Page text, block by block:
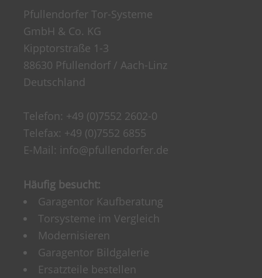
Pfullendorfer Tor-Systeme
GmbH & Co. KG
Kipptorstraße 1-3
88630 Pfullendorf / Aach-Linz
Deutschland
Telefon: +49 (0)7552 2602-0
Telefax: +49 (0)7552 6855
E-Mail: info@pfullendorfer.de
Häufig besucht:
Garagentor Kaufberatung
Torsysteme im Vergleich
Modernisieren
Garagentor Bildgalerie
Ersatzteile bestellen